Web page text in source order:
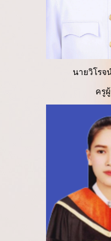
นายวิโรจ
ครู